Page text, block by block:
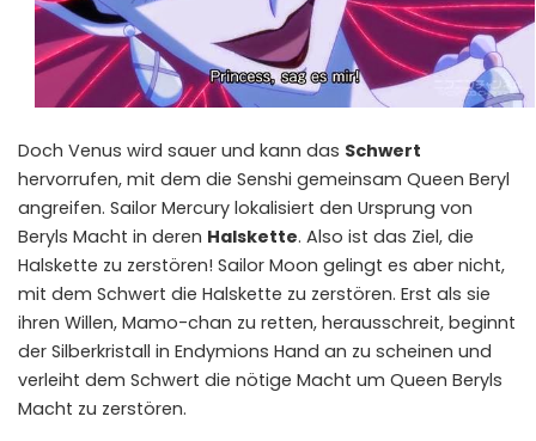
Doch Venus wird sauer und kann das Schwert
hervorrufen, mit dem die Senshi gemeinsam Queen Beryl
angreifen. Sailor Mercury lokalisiert den Ursprung von
Beryls Macht in deren Halskette. Also ist das Ziel, die
Halskette zu zerstören! Sailor Moon gelingt es aber nicht,
mit dem Schwert die Halskette zu zerstören. Erst als sie
ihren Willen, Mamo-chan zu retten, herausschreit, beginnt
der Silberkristall in Endymions Hand an zu scheinen und
verleiht dem Schwert die nötige Macht um Queen Beryls
Macht zu zerstören.